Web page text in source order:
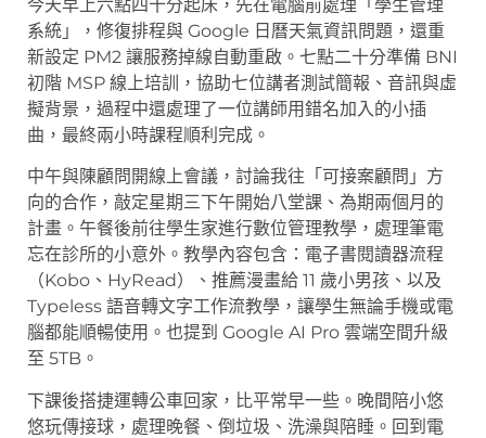
今天早上六點四十分起床，先在電腦前處理「學生管理
系統」，修復排程與 Google 日曆天氣資訊問題，還重
新設定 PM2 讓服務掉線自動重啟。七點二十分準備 BNI
初階 MSP 線上培訓，協助七位講者測試簡報、音訊與虛
擬背景，過程中還處理了一位講師用錯名加入的小插
曲，最終兩小時課程順利完成。
中午與陳顧問開線上會議，討論我往「可接案顧問」方
向的合作，敲定星期三下午開始八堂課、為期兩個月的
計畫。午餐後前往學生家進行數位管理教學，處理筆電
忘在診所的小意外。教學內容包含：電子書閱讀器流程
（Kobo、HyRead）、推薦漫畫給 11 歲小男孩、以及
Typeless 語音轉文字工作流教學，讓學生無論手機或電
腦都能順暢使用。也提到 Google AI Pro 雲端空間升級
至 5TB。
下課後搭捷運轉公車回家，比平常早一些。晚間陪小悠
悠玩傳接球，處理晚餐、倒垃圾、洗澡與陪睡。回到電